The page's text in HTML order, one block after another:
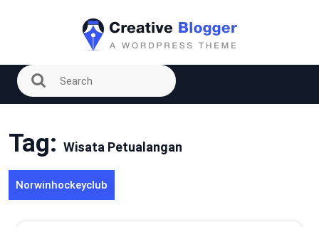
Tag: Wisata Petualangan
Norwinhockeyclub